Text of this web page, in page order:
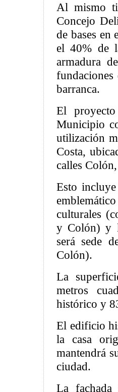
Al mismo
Concejo
de bases en
el 40% de
armadura
barranca.
El
Municipio
utilización
Costa,
calles
Esto
culturales
y Colón) y
será sede
Colón).
La
metros
histórico y
El edificio
la casa
mantendrá
ciudad.
La fachada